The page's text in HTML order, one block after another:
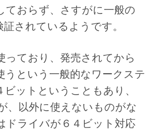
ておらず、さすがに一般の
されているようです。
っており、発売されてから
という一般的なワークステ
ットということもあり、
、以外に使えないものがな
ドライバが６４ビット対応